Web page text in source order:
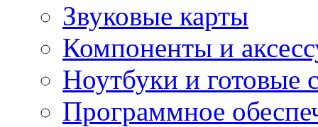
Звуковые карты
Компоненты и
Ноутбуки и готовые
Программное